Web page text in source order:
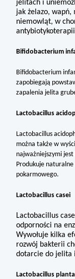
jelitach i
jak żelazo, wapń,
niemowląt, w
Bifidobacterium
Bifidobacterium
zapobiegają
zapalenia jelita
Lactobacillus
Lactobacillus
można także w
najważniejszymi
Produkuje
pokarmowego.
Lactobacillus casei
Lactobacillus
odporności na
Wywołuje kilka
rozwój bakterii
dotarcie do jelita
Lactobacillus